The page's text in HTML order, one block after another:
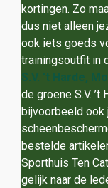
kortingen. Zo
dus niet alleen
ook iets goeds
trainingsoutfit in
S.V. ’t Harde,
de groene S.V.
bijvoorbeeld ook
bestelde
Sporthuis Ten
gelijk naar de